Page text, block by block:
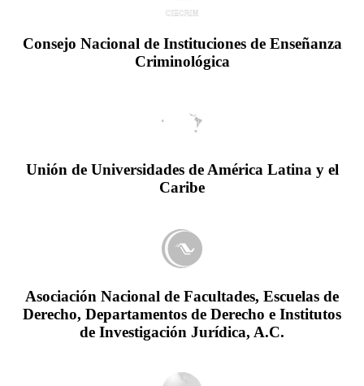
Consejo Nacional de Instituciones de Enseñanza
Criminológica
Unión de Universidades de América Latina y el
Caribe
Asociación Nacional de Facultades, Escuelas de
Derecho, Departamentos de Derecho e Institutos
de Investigación Jurídica, A.C.